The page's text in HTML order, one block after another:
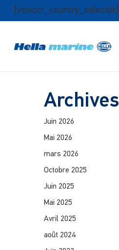
Retour[vcwccr_country_selector]
Archives
Juin 2026
Mai 2026
mars 2026
Octobre 2025
Juin 2025
Mai 2025
Avril 2025
août 2024